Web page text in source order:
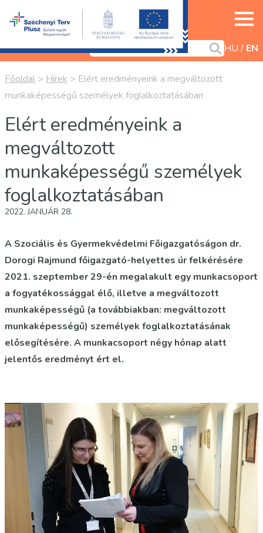
HU EN
Főoldal > Hírek > Elért eredményeink a megváltozott
munkaképességű személyek foglalkoztatásában
Elért eredményeink a
megváltozott
munkaképességű személyek
foglalkoztatásában
2022. JANUÁR 28.
A Szociális és Gyermekvédelmi Főigazgatóságon dr.
Dorogi Rajmund főigazgató-helyettes úr felkérésére
2021. szeptember 29-én megalakult egy munkacsoport
a fogyatékossággal élő, illetve a megváltozott
munkaképességű (a továbbiakban: megváltozott
munkaképességű) személyek foglalkoztatásának
elősegítésére. A munkacsoport négy hónap alatt
jelentős eredményt ért el.